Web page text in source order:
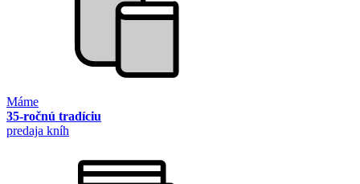
Máme
35-ročnú tradíciu
predaja kníh